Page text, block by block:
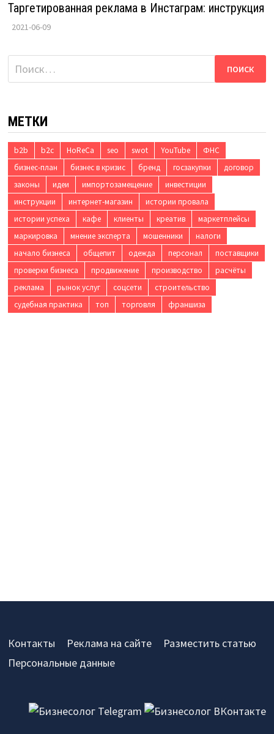
Таргетированная реклама в Инстаграм: инструкция
2021-06-09
Найти:
МЕТКИ
b2b b2c HoReCa seo swot YouTube
ФНС
бизнес-план
бизнес в кризис бренд госзакупки
договор
законы
идеи импортозамещение
инвестиции
инструкции
интернет-магазин
истории провала
истории успеха
кафе клиенты креатив
маркетплейсы
маркировка
мнение эксперта мошенники
налоги
начало бизнеса
общепит одежда персонал
поставщики
проверки бизнеса
продвижение производство
расчёты
реклама
рынок услуг соцсети
строительство
судебная практика
топ торговля франшиза
Контакты Реклама на сайте
Разместить статью
Персональные данные